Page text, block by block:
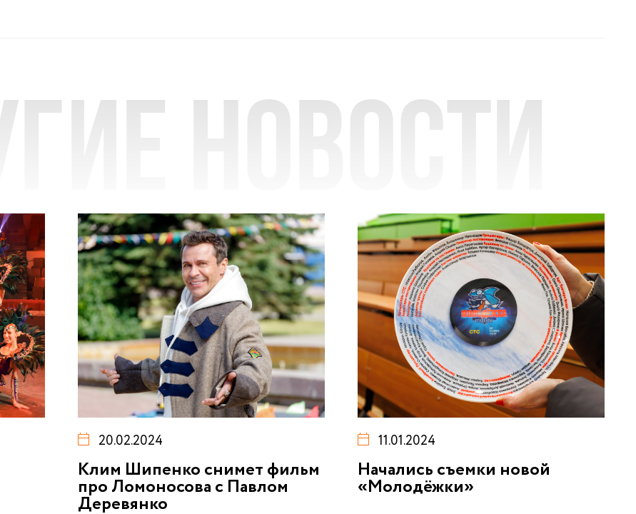
новости
20.02.2024
Клим Шипенко снимет фильм
про Ломоносова с Павлом
Деревянко
11.01.2024
Начались съемки новой
«Молодёжки»